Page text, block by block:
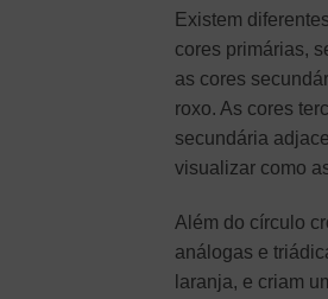
Existem
cores primárias,
as cores
roxo. As cores
secundária
visualizar como
Além do círculo
análogas e
laranja, e criam